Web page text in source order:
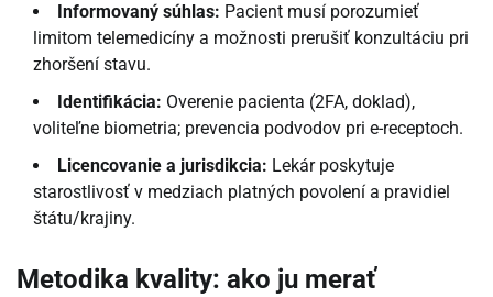
Informovaný súhlas: Pacient musí porozumieť
limitom telemedicíny a možnosti prerušiť konzultáciu pri
zhoršení stavu.
Identifikácia: Overenie pacienta (2FA, doklad),
voliteľne biometria; prevencia podvodov pri e-receptoch.
Licencovanie a jurisdikcia: Lekár poskytuje
starostlivosť v medziach platných povolení a pravidiel
štátu/krajiny.
Metodika kvality: ako ju merať